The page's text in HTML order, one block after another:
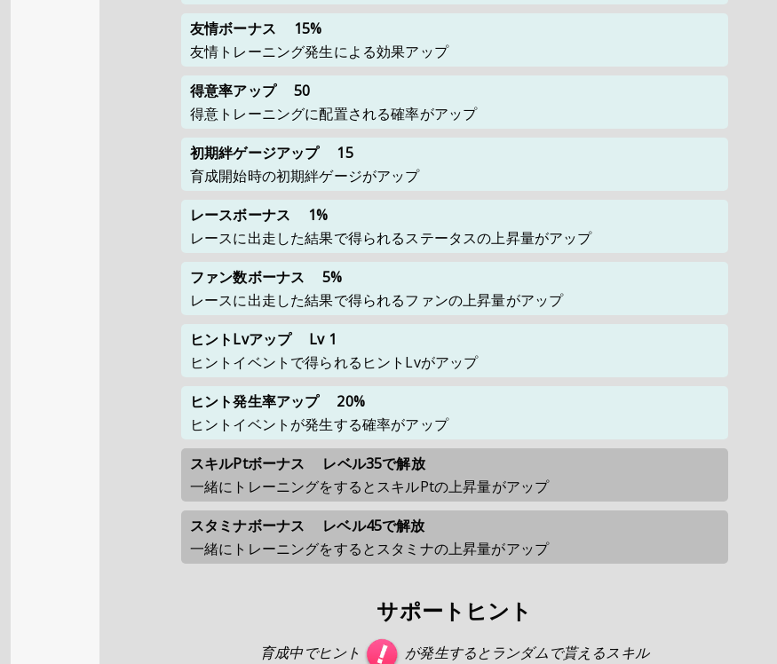
友情ボーナス
15%
友情トレーニング発生による効果アップ
得意率アップ
50
得意トレーニングに配置される確率がアップ
初期絆ゲージアップ
15
育成開始時の初期絆ゲージがアップ
レースボーナス
1%
レースに出走した結果で得られるステータスの上昇量がアップ
ファン数ボーナス
5%
レースに出走した結果で得られるファンの上昇量がアップ
ヒントLvアップ
Lv 1
ヒントイベントで得られるヒントLvがアップ
ヒント発生率アップ
20%
ヒントイベントが発生する確率がアップ
スキルPtボーナス
レベル35で解放
一緒にトレーニングをするとスキルPtの上昇量がアップ
スタミナボーナス
レベル45で解放
一緒にトレーニングをするとスタミナの上昇量がアップ
サポートヒント
育成中でヒント が発生するとランダムで貰えるスキル